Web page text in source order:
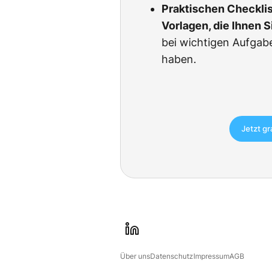
Praktischen
Vorlagen, die Ihnen
bei wichtigen
haben.
Jetzt
i
Über unsDatenschutzImpressumAGB